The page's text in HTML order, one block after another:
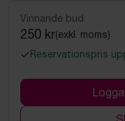
Vinnande bud
250 kr(exkl. moms)
Reservationspris